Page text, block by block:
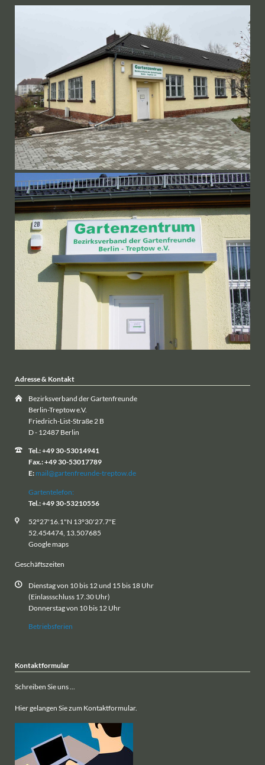
Adresse & Kontakt
Bezirksverband der Gartenfreunde
Berlin-Treptow e.V.
Friedrich-List-Straße 2 B
D - 12487 Berlin
Tel.: +49 30-53014941
Fax.: +49 30-53017789
E: mail@gartenfreunde-treptow.de
Gartentelefon:
Tel.: +49 30-53210556
52°27'16.1"N 13°30'27.7"E
52.454474, 13.507685
Google maps
Geschäftszeiten
Dienstag von 10 bis 12 und 15 bis 18 Uhr
(Einlassschluss 17.30 Uhr)
Donnerstag von 10 bis 12 Uhr
Betriebsferien
Kontaktformular
Schreiben Sie uns ...
Hier gelangen Sie zum Kontaktformular.